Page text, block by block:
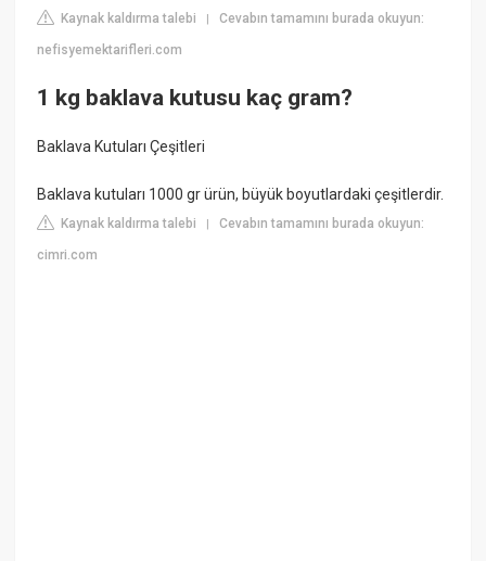
Kaynak kaldırma talebi |Cevabın tamamını burada okuyun:
nefisyemektarifleri.com
1 kg baklava kutusu kaç gram?
Baklava Kutuları Çeşitleri
Baklava kutuları 1000 gr ürün, büyük boyutlardaki çeşitlerdir.
Kaynak kaldırma talebi |Cevabın tamamını burada okuyun:
cimri.com